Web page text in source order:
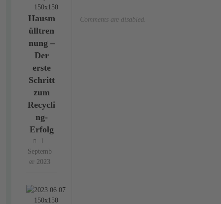
Comments are disabled.
Hausm
ülltren
nung –
Der
erste
Schritt
zum
Recycli
ng-
Erfolg
1.
Septemb
er 2023